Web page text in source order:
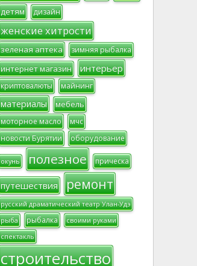
детям дизайн
женские хитрости
зеленая аптека зимняя рыбалка
интернет магазин интерьер
криптовалюты майнинг
материалы мебель
моторное масло
мчс
новости Бурятии
оборудование
окунь полезное прическа
путешествия ремонт
русский драматический театр Улан-Удэ
рыба
рыбалка
своими руками
спектакль
строительство